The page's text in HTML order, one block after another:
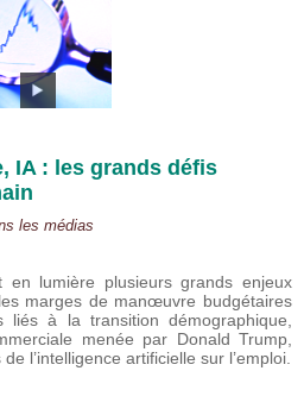
IA : les grands défis
les médias
en lumière plusieurs grands enjeux
marges de manœuvre budgétaires
à la transition démographique,
menée par Donald Trump,
l’intelligence artificielle sur l’emploi.